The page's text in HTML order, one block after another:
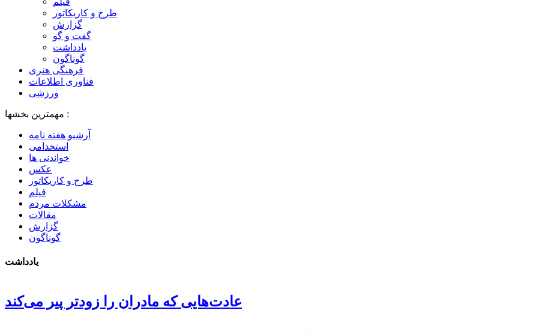
طرح و کاریکاتور
گزارش
گفت و گو
یادداشت
گوناگون
فرهنگی هنری
فناوری اطلاعات
ورزشی
مهمترین بخشها :
آرشیو هفته نامه
استخدامی
خواندنی ها
عکس
طرح و کاریکاتور
فیلم
مشکلات مردم
مقالات
گزارش
گوناگون
یادداشت
عادت‌هایی که مادران را زودتر پیر می‌کند